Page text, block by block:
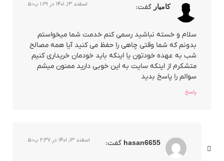
کامیار گفت: اسفند ۱۳, ۱۴۰۱ در ۱:۲۹ ب٫ظ
سلام و خسته نباشید رسمی کنم خدمت شما میخواستم
بدونم که شما وقتی چاهی را حفظ می کنید آیا همه مصالح
شب به عهده خودتون یا اینکه باید خودمان خریداری کنیم
متشکرم از اینکه سایت به این خوبی دارید ممنون میشم
سوالم را پاسخ بدید
پاسخ
hasan6655 گفت: اسفند ۱۳, ۱۴۰۱ در ۲:۳۷ ب٫ظ